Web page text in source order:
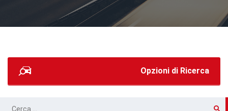
Opzioni di Ricerca
RICERCA